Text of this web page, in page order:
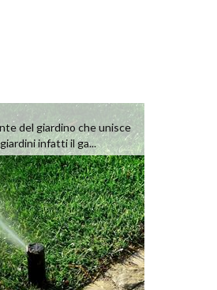
del giardino che unisce
infatti il ga...